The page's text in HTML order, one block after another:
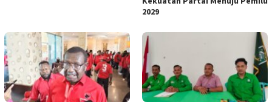
2029